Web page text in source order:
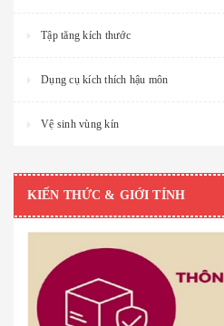
Tập tăng kích thước
Dụng cụ kích thích hậu môn
Vệ sinh vùng kín
KIẾN THỨC & GIỚI TÍNH